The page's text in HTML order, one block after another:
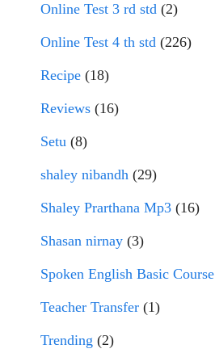
Online Test 3 rd std (2)
Online Test 4 th std (226)
Recipe (18)
Reviews (16)
Setu (8)
shaley nibandh (29)
Shaley Prarthana Mp3 (16)
Shasan nirnay (3)
Spoken English Basic Course
Teacher Transfer (1)
Trending (2)